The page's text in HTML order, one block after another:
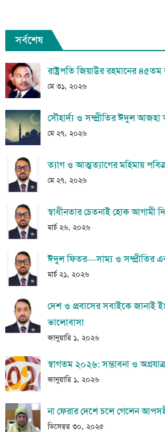
সর্বশেষ
রাষ্ট্রপতি জিয়াউর রহমানের
মে ৩১, ২০২৬
সৌহার্দ্য ও সম্প্রীতির ঈদুল
মে ২৭, ২০২৬
ত্যাগ ও আত্মত্যাগের মহিমায়
মে ২৭, ২০২৬
স্বাধীনতার চেতনাই হোক আগামী
মার্চ ২৬, ২০২৬
ঈদুল ফিতর—সাম্য ও সম্প্রীতির
মার্চ ২১, ২০২৬
দেশ ও প্রবাসের সবাইকে জানাই
ভালোবাসা
জানুয়ারি ১, ২০২৬
স্বাগতম ২০২৬: সম্ভাবনা ও
জানুয়ারি ১, ২০২৬
না ফেরার দেশে চলে গেলেন
ডিসেম্বর ৩০, ২০২৫